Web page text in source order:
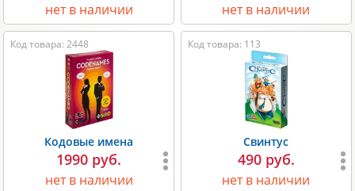
нет в наличии нет в наличии
Код товара: 2448
Кодовые имена
1990 руб.
нет в наличии
Код товара: 113
Свинтус
490 руб.
нет в наличии